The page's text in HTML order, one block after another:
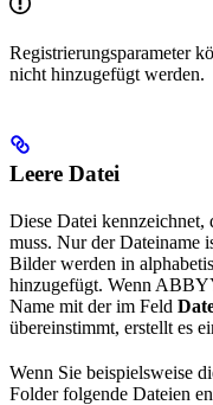
Registrierungsparameter
nicht hinzugefügt werden.
Leere Datei
Diese Datei kennzeichnet,
muss. Nur der Dateiname
Bilder werden in
hinzugefügt. Wenn
Name mit der im Feld
übereinstimmt, erstellt es
Wenn Sie beispielsweise
Folder folgende Dateien